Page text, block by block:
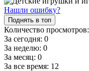
Нашли ошибку?
Поднять в топ
Количество просмотров:
За сегодня: 0
За неделю: 0
За месяц: 0
За все время: 12